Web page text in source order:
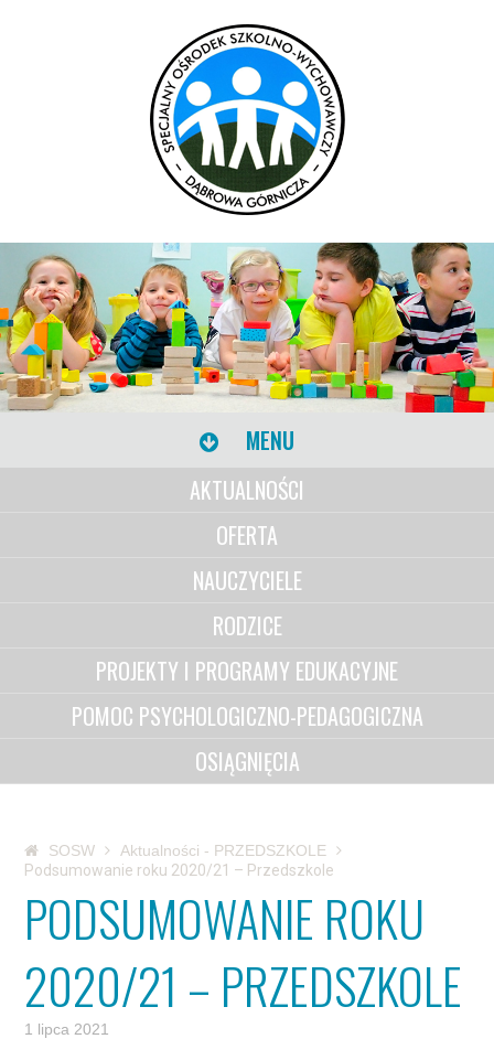
MENU
AKTUALNOŚCI
OFERTA
NAUCZYCIELE
RODZICE
PROJEKTY I PROGRAMY EDUKACYJNE
POMOC PSYCHOLOGICZNO-PEDAGOGICZNA
OSIĄGNIĘCIA
SOSW
Aktualności - PRZEDSZKOLE
Podsumowanie roku 2020/21 – Przedszkole
PODSUMOWANIE ROKU
2020/21 – PRZEDSZKOLE
1 lipca 2021